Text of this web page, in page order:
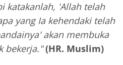
katakanlah, 'Allah telah
yang Ia kehendaki telah
akan membuka
bekerja."(HR. Muslim)